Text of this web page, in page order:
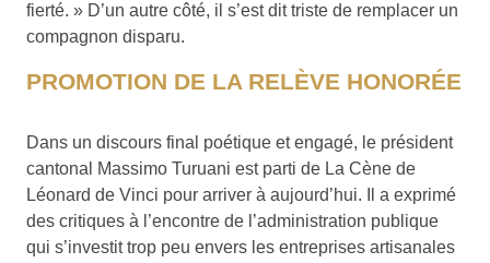
fierté. » D’un autre côté, il s’est dit triste de remplacer un
compagnon disparu.
PROMOTION DE LA RELÈVE HONORÉE
Dans un discours final poétique et engagé, le président
cantonal Massimo Turuani est parti de La Cène de
Léonard de Vinci pour arriver à aujourd’hui. Il a exprimé
des critiques à l’encontre de l’administration publique
qui s’investit trop peu envers les entreprises artisanales